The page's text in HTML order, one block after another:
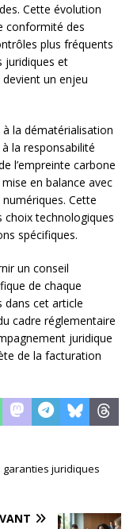
Cette évolution
conformité des
plus fréquents
juridiques et
un enjeu
la dématérialisation
la responsabilité
l’empreinte carbone
en balance avec
Cette
choix technologiques
spécifiques.
un conseil
de chaque
dans cet article
cadre réglementaire
juridique
de la facturation
garanties juridiques